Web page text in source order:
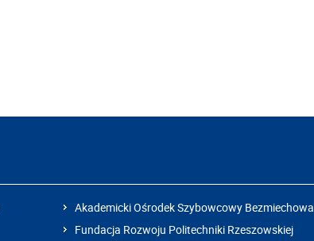
Akademicki Ośrodek Szybowcowy Bezmiechowa
Fundacja Rozwoju Politechniki Rzeszowskiej